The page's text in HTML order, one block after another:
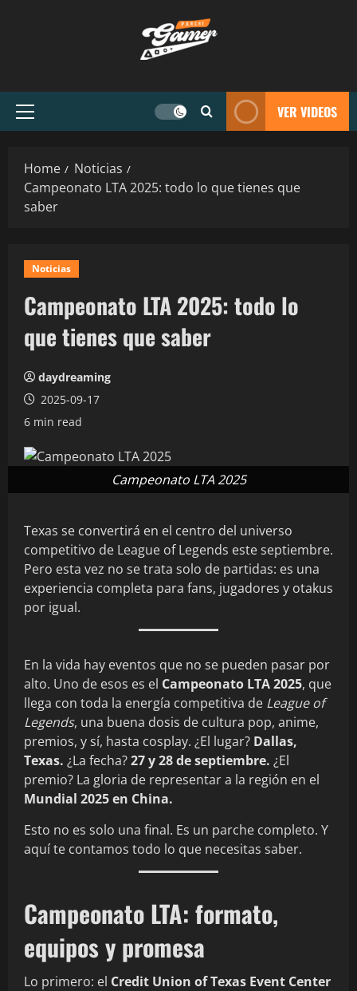
VER VIDEOS
Home
Noticias
Campeonato LTA 2025: todo lo que tienes que
saber
Noticias
Campeonato LTA 2025: todo lo
que tienes que saber
daydreaming
2025-09-17
6 min read
Campeonato LTA 2025
Texas se convertirá en el centro del universo
competitivo de League of Legends este septiembre.
Pero esta vez no se trata solo de partidas: es una
experiencia completa para fans, jugadores y otakus
por igual.
En la vida hay eventos que no se pueden pasar por
alto. Uno de esos es el Campeonato LTA 2025, que
llega con toda la energía competitiva de League of
Legends, una buena dosis de cultura pop, anime,
premios, y sí, hasta cosplay. ¿El lugar? Dallas,
Texas. ¿La fecha?27 y 28 de septiembre. ¿El
premio? La gloria de representar a la región en el
Mundial 2025 en China.
Esto no es solo una final. Es un parche completo. Y
aquí te contamos todo lo que necesitas saber.
Campeonato LTA: formato,
equipos y promesa
Lo primero: el Credit Union of Texas Event Center